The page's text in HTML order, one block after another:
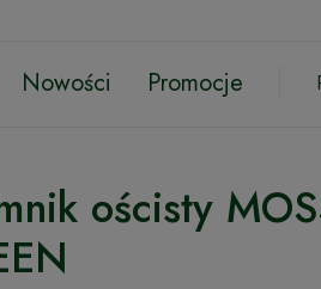
Nowości Promocje
ościsty